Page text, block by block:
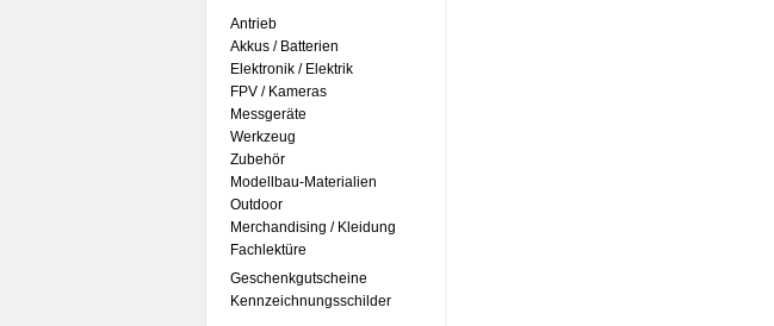
Antrieb
Akkus / Batterien
Elektronik / Elektrik
FPV / Kameras
Messgeräte
Werkzeug
Zubehör
Modellbau-Materialien
Outdoor
Merchandising / Kleidung
Fachlektüre
Geschenkgutscheine
Kennzeichnungsschilder